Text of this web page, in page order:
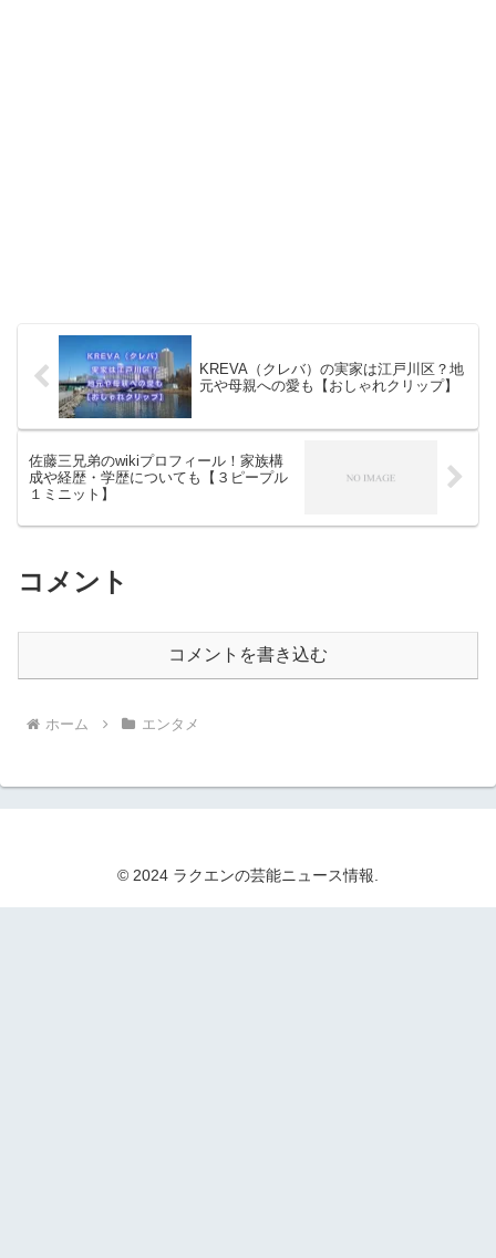
KREVA（クレバ）の実家は江戸川区？地
元や母親への愛も【おしゃれクリップ】
佐藤三兄弟のwikiプロフィール！家族構
成や経歴・学歴についても【３ピープル
１ミニット】
コメント
コメントを書き込む
ホーム エンタメ
© 2024 ラクエンの芸能ニュース情報.